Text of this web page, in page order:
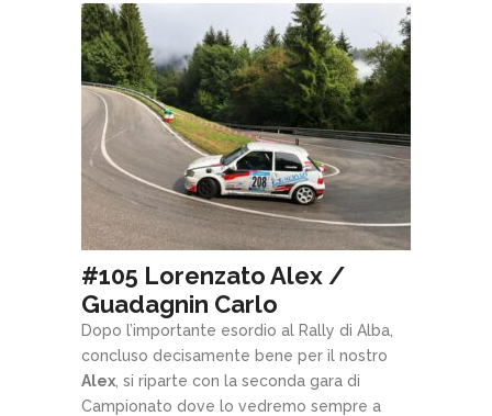
#105 Lorenzato Alex /
Guadagnin Carlo
Dopo l’importante esordio al Rally di Alba,
concluso decisamente bene per il nostro
Alex , si riparte con la seconda gara di
Campionato dove lo vedremo sempre a